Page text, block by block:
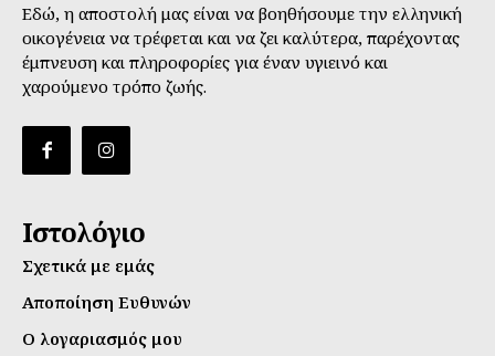
Εδώ, η αποστολή μας είναι να βοηθήσουμε την ελληνική
οικογένεια να τρέφεται και να ζει καλύτερα, παρέχοντας
έμπνευση και πληροφορίες για έναν υγιεινό και
χαρούμενο τρόπο ζωής.
Ιστολόγιο
Σχετικά με εμάς
Αποποίηση Ευθυνών
Ο λογαριασμός μου